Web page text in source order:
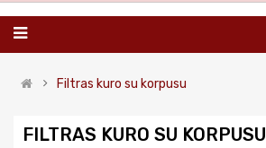
Filtras kuro su korpusu
FILTRAS KURO SU KORPUSU